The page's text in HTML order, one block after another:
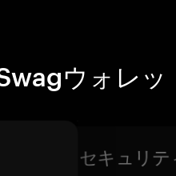
ウォレッ
セキュリテ